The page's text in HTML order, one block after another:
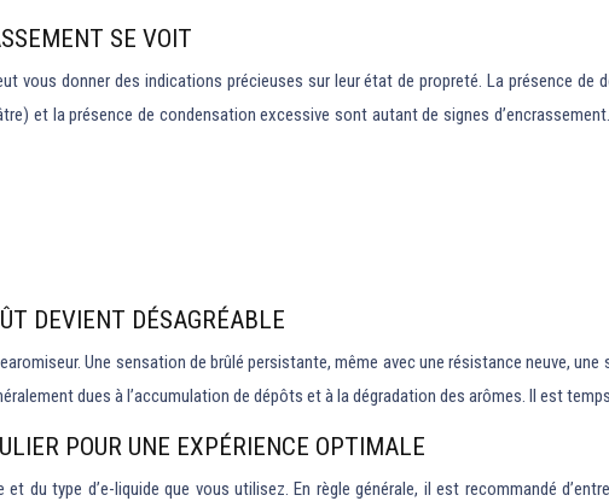
SE VOIT
vous donner des indications précieuses sur leur état de propreté. La présence de
et la présence de condensation excessive sont autant de signes
DEVIENT DÉSAGRÉABLE
Une sensation de brûlé persistante, même avec une résistance neuve,
dues à l’accumulation de dépôts et à la dégradation des arômes. Il est
POUR UNE EXPÉRIENCE OPTIMALE
du type d’e-liquide que vous utilisez. En règle générale, il est recommandé